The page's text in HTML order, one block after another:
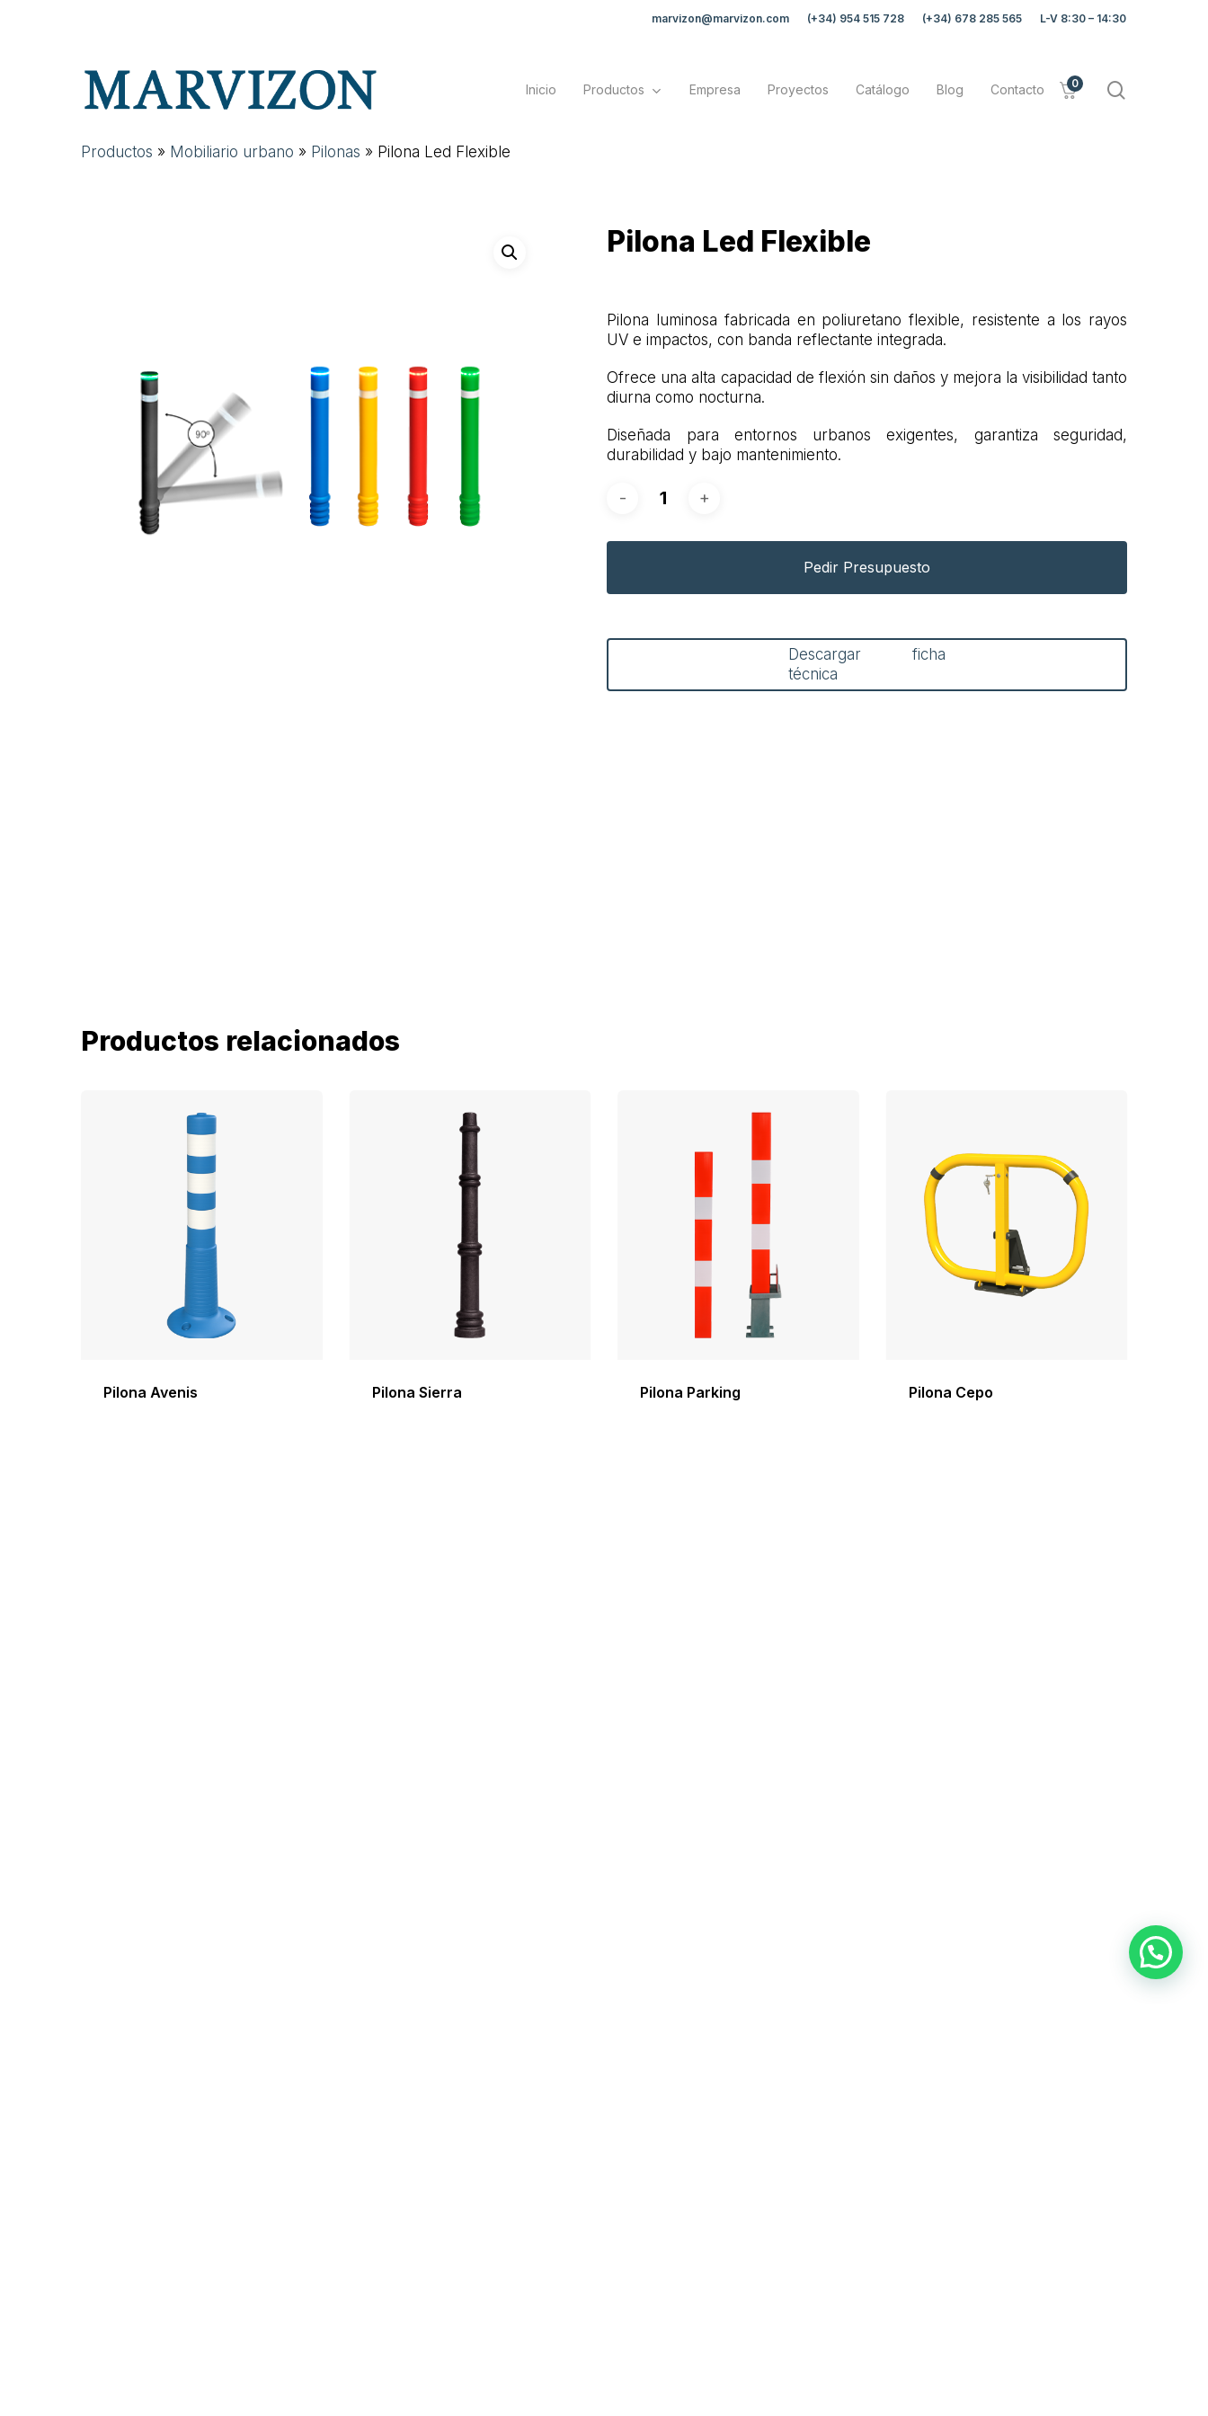
marvizon@marvizon.com (+34) 954 515 728 (+34) 678 285 565 L-V 8:30 – 14:30
Hit enter to search or ESC to close
Inicio Productos Empresa Proyectos Catálogo Blog Contacto 0
Productos » Mobiliario urbano » Pilonas » Pilona Led Flexible
Pilona Led Flexible
Pilona luminosa fabricada en poliuretano flexible, resistente a los rayos
UV e impactos, con banda reflectante integrada.
Ofrece una alta capacidad de flexión sin daños y mejora la visibilidad tanto
diurna como nocturna.
Diseñada para entornos urbanos exigentes, garantiza seguridad,
durabilidad y bajo mantenimiento.
Pedir Presupuesto
Descargar ficha
técnica
Productos relacionados
Pilona Avenis Pilona Sierra Pilona Parking Pilona Cepo